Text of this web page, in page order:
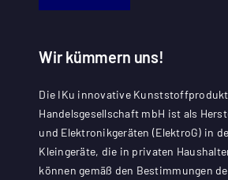
Wir kümmern uns!
Die IKu innovative
Handelsgesellschaft mbH ist als
und Elektronikgeräten (ElektroG) in
Kleingeräte, die in privaten
können gemäß den Bestimmungen